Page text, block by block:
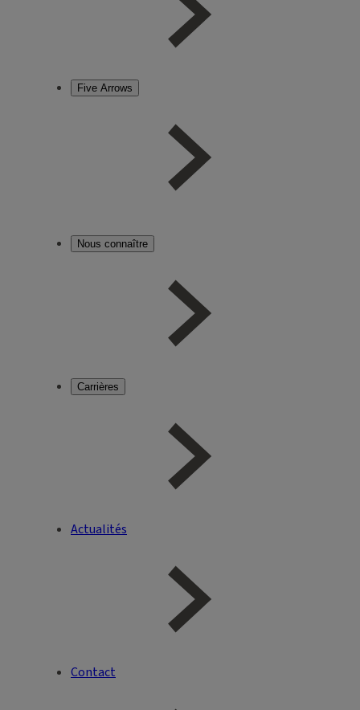
Five Arrows
Nous connaître
Carrières
Actualités
Contact